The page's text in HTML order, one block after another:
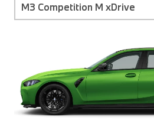
M3 Competition M xDrive